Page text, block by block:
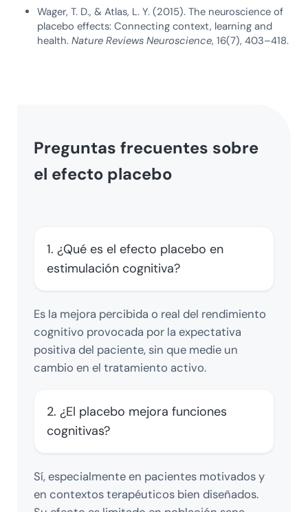
Wager, T. D., & Atlas, L. Y. (2015). The neuroscience of
placebo effects: Connecting context, learning and
health.Nature Reviews Neuroscience, 16(7), 403–418.
Preguntas frecuentes sobre
el efecto placebo
1. ¿Qué es el efecto placebo en
estimulación cognitiva?
Es la mejora percibida o real del rendimiento
cognitivo provocada por la expectativa
positiva del paciente, sin que medie un
cambio en el tratamiento activo.
2. ¿El placebo mejora funciones
cognitivas?
Sí, especialmente en pacientes motivados y
en contextos terapéuticos bien diseñados.